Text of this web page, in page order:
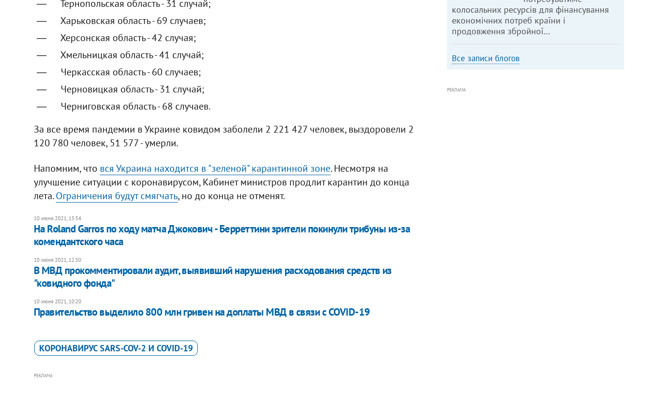
Тернопольская область - 31 случай;
Харьковская область - 69 случаев;
Херсонская область - 42 случая;
Хмельницкая область - 41 случай;
Черкасская область - 60 случаев;
Черновицкая область - 31 случай;
Черниговская область - 68 случаев.
За все время пандемии в Украине ковидом заболели 2 221 427 человек, выздоровели 2
120 780 человек, 51 577 - умерли.
Напомним, что вся Украина находится в "зеленой" карантинной зоне. Несмотря на
улучшение ситуации с коронавирусом, Кабинет министров продлит карантин до конца
лета.Ограничения будут смягчать, но до конца не отменят.
10 июня 2021, 15:54
На Roland Garros по ходу матча Джокович - Берреттини зрители покинули трибуны из-за
комендантского часа
10 июня 2021, 12:50
В МВД прокомментировали аудит, выявивший нарушения расходования средств из
"ковидного фонда"
10 июня 2021, 10:20
Правительство выделило 800 млн гривен на доплаты МВД в связи с COVID-19
КОРОНАВИРУС SARS-COV-2 И COVID-19
РЕКЛАМА
колосальних ресурсів для фінансування
економічних потреб країни і
продовження збройної…
Все записи блогов
РЕКЛАМА